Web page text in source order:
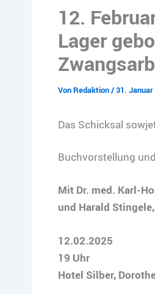
12.
Lager
VonRedaktion/31. Januar
Das Schicksal
Buchvorstellung
Mit Dr. med. Karl-
und Harald
12.02.2025
19 Uhr
Hotel Silber,